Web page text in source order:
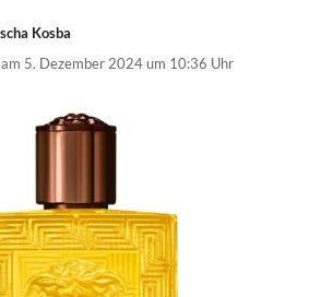
Kosba
5. Dezember 2024 um 10:36 Uhr